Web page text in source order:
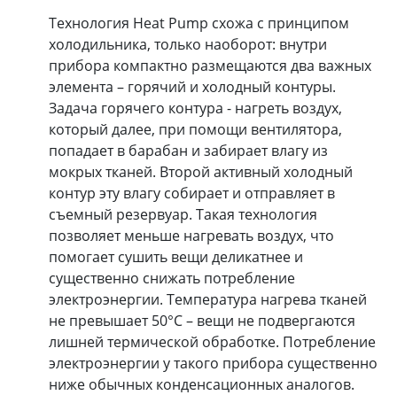
Технология Heat Pump схожа с принципом
холодильника, только наоборот: внутри
прибора компактно размещаются два важных
элемента – горячий и холодный контуры.
Задача горячего контура - нагреть воздух,
который далее, при помощи вентилятора,
попадает в барабан и забирает влагу из
мокрых тканей. Второй активный холодный
контур эту влагу собирает и отправляет в
съемный резервуар. Такая технология
позволяет меньше нагревать воздух, что
помогает сушить вещи деликатнее и
существенно снижать потребление
электроэнергии. Температура нагрева тканей
не превышает 50°C – вещи не подвергаются
лишней термической обработке. Потребление
электроэнергии у такого прибора существенно
ниже обычных конденсационных аналогов.